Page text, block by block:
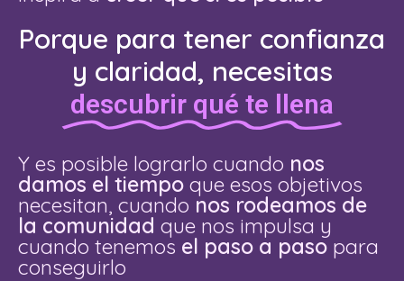
Porque para tener confianza
y claridad, necesitas
descubrir qué te llena
Y es posible lograrlo cuando nos
damos el tiempo que esos objetivos
necesitan, cuando nos rodeamos de
la comunidad que nos impulsa y
cuando tenemos el paso a pasopara
conseguirlo